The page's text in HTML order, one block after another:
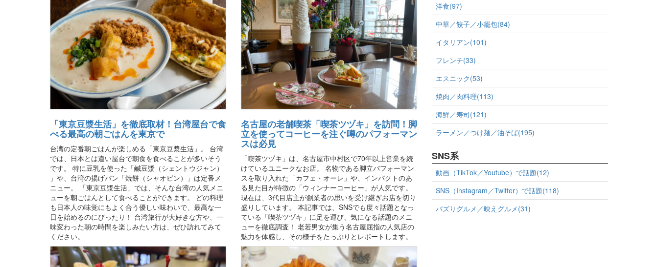
「東京豆漿生活」を徹底取材！台湾屋台で食
べる最高の朝ごはんを東京で
台湾の定番朝ごはんが楽しめる「東京豆漿生活」。 台湾
では、日本とは違い屋台で朝食を食べることが多いそう
です。 特に豆乳を使った「鹹豆漿（シェントウジャン）
」や、台湾の揚げパン「焼餅（シャオピン）」は定番メ
ニュー。 「東京豆漿生活」では、そんな台湾の人気メニ
ューを朝ごはんとして食べることができます。 どの料理
も日本人の味覚にもよく合う優しい味わいで、最高な一
日を始めるのにぴったり！ 台湾旅行が大好きな方や、一
味変わった朝の時間を楽しみたい方は、ぜひ訪れてみて
ください。
名古屋の老舗喫茶「喫茶ツヅキ」を訪問！脚
立を使ってコーヒーを注ぐ噂のパフォーマン
スは必見
「喫茶ツヅキ」は、名古屋市中村区で70年以上営業を続
けているユニークなお店。 名物である脚立パフォーマン
スを取り入れた「カフェ・オーレ」や、インパクトのあ
る見た目が特徴の「ウィンナーコーヒー」が人気です。
現在は、3代目店主が創業者の思いを受け継ぎお店を切り
盛りしています。 本記事では、SNSでも度々話題となっ
ている「喫茶ツヅキ」に足を運び、気になる話題のメニ
ューを徹底調査！ 老若男女が集う名古屋屈指の人気店の
魅力を体感し、その様子をたっぷりとレポートします。
洋食(97)
中華／餃子／小籠包(84)
イタリアン(101)
フレンチ(33)
エスニック(53)
焼肉／肉料理(113)
海鮮／寿司(121)
ラーメン／つけ麺／油そば(195)
SNS系
動画（TikTok／Youtube）で話題(12)
SNS（Instagram／Twitter）で話題(118)
バズりグルメ／映えグルメ(31)